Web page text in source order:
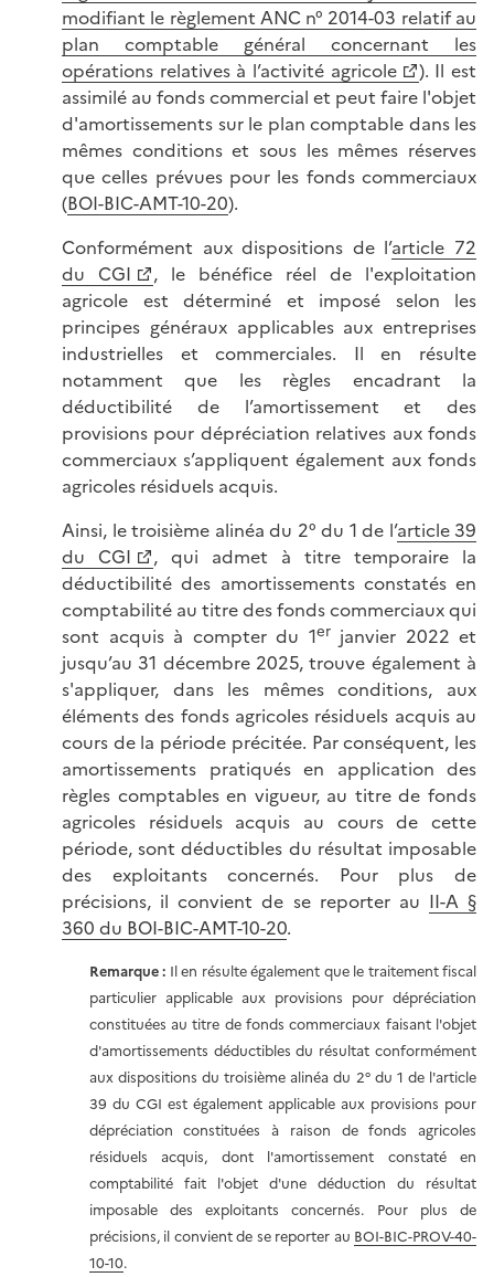
modifiant le règlement ANC n° 2014-03 relatif au
plan comptable général concernant les
opérations relatives à l’activité agricole
). Il est
assimilé au fonds commercial et peut faire l'objet
d'amortissements sur le plan comptable dans les
mêmes conditions et sous les mêmes réserves
que celles prévues pour les fonds commerciaux
(BOI-BIC-AMT-10-20).
Conformément aux dispositions de l’article 72
du CGI
, le bénéfice réel de l'exploitation
agricole est déterminé et imposé selon les
principes généraux applicables aux entreprises
industrielles et commerciales. Il en résulte
notamment que les règles encadrant la
déductibilité de l’amortissement et des
provisions pour dépréciation relatives aux fonds
commerciaux s’appliquent également aux fonds
agricoles résiduels acquis.
Ainsi, le troisième alinéa du 2° du 1 de l’article 39
du CGI
, qui admet à titre temporaire la
déductibilité des amortissements constatés en
comptabilité au titre des fonds commerciaux qui
sont acquis à compter du 1erjanvier 2022 et
jusqu’au 31 décembre 2025, trouve également à
s'appliquer, dans les mêmes conditions, aux
éléments des fonds agricoles résiduels acquis au
cours de la période précitée. Par conséquent, les
amortissements pratiqués en application des
règles comptables en vigueur, au titre de fonds
agricoles résiduels acquis au cours de cette
période, sont déductibles du résultat imposable
des exploitants concernés. Pour plus de
précisions, il convient de se reporter au II-A §
360 du BOI-BIC-AMT-10-20.
Remarque : Il en résulte également que le traitement fiscal
particulier applicable aux provisions pour dépréciation
constituées au titre de fonds commerciaux faisant l'objet
d'amortissements déductibles du résultat conformément
aux dispositions du troisième alinéa du 2° du 1 de l'article
39 du CGI est également applicable aux provisions pour
dépréciation constituées à raison de fonds agricoles
résiduels acquis, dont l'amortissement constaté en
comptabilité fait l'objet d'une déduction du résultat
imposable des exploitants concernés. Pour plus de
précisions, il convient de se reporter au BOI-BIC-PROV-40-
10-10.